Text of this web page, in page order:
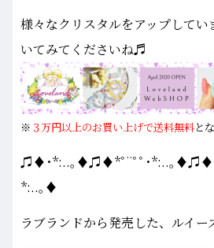
様々なクリスタルをアップして
いてみてくださいね♬
※ ３万円以上のお買い上げで送料無料と
♫♦･*:..｡♦♫♦*ﾟ¨ﾟﾟ･*:..｡♦♫♦
*:..｡♦
ラブランドから発売した、ルイ